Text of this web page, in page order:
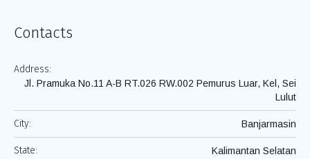
Contacts
Address:
Jl. Pramuka No.11 A-B RT.026 RW.002 Pemurus Luar, Kel, Sei
Lulut
City: Banjarmasin
State: Kalimantan Selatan